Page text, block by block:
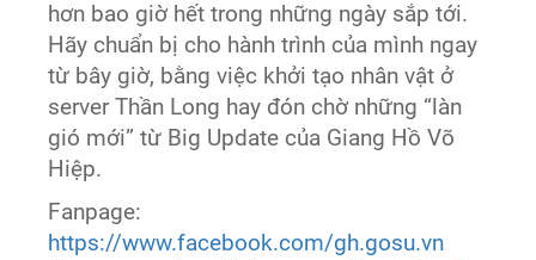
hơn bao giờ hết trong những ngày sắp tới.
Hãy chuẩn bị cho hành trình của mình ngay
từ bây giờ, bằng việc khởi tạo nhân vật ở
server Thần Long hay đón chờ những “làn
gió mới” từ Big Update của Giang Hồ Võ
Hiệp.
Fanpage:
https://www.facebook.com/gh.gosu.vn